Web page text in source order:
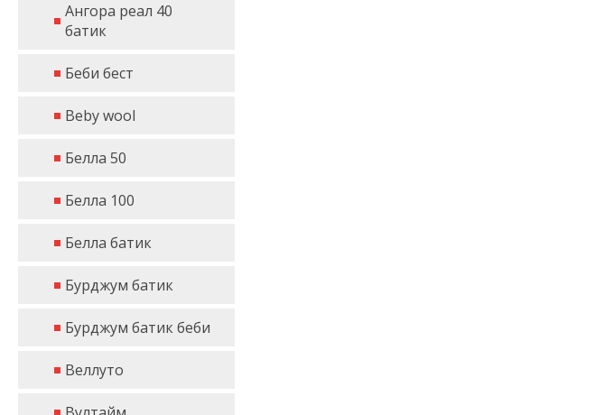
Ангора реал 40
батик
Беби бест
Beby wool
Белла 50
Белла 100
Белла батик
Бурджум батик
Бурджум батик беби
Веллуто